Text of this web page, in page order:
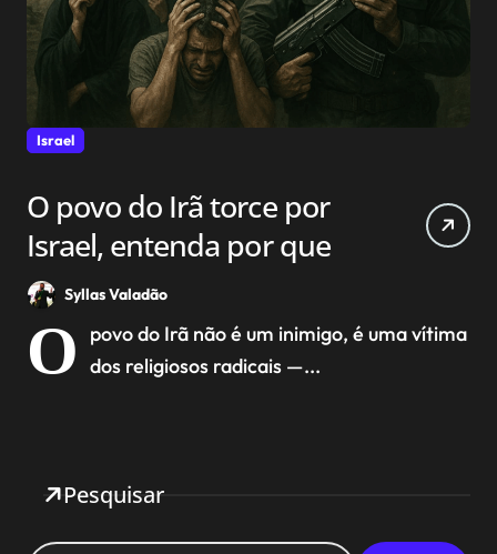
Israel
O povo do Irã torce por
Israel, entenda por que
Syllas Valadão
O
povo do Irã não é um inimigo, é uma vítima
dos religiosos radicais —...
Pesquisar